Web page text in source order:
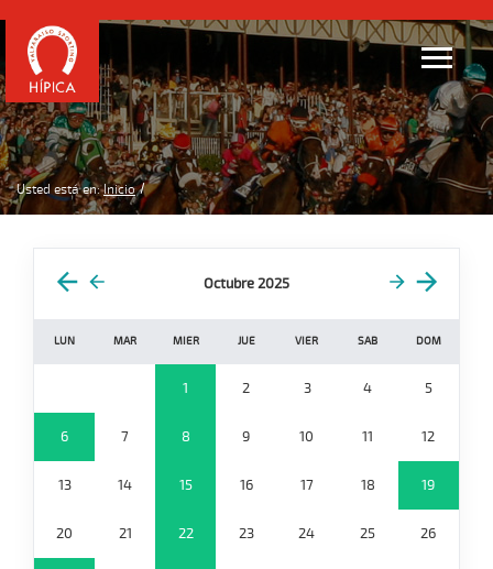
Usted está en: Inicio
Octubre 2025
LUN MAR MIER JUE VIER SAB DOM
1 2 3 4 5
6 7 8 9 10 11 12
13 14 15 16 17 18 19
20 21 22 23 24 25 26